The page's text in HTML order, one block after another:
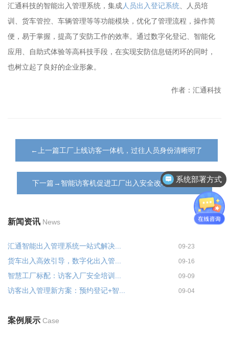
汇通科技的智能出入管理系统，集成人员出入登记系统 、人员培
训、货车管控、车辆管理等等功能模块，优化了管理流程，操作简
便，易于掌握，提高了安防工作的效率。通过数字化登记、智能化
应用、自助式体验等高科技手段，在实现安防信息链闭环的同时，
也树立起了良好的企业形象。
作者：汇通科技
←上一篇工厂上线访客一体机，过往人员身份清晰明了
下一篇→智能访客机促进工厂出入安全改革不断发展
新闻资讯 News
汇通智能出入管理系统一站式解决... 09-23
货车出入高效引导，数字化出入管... 09-16
智慧工厂标配：访客入厂安全培训... 09-09
访客出入管理新方案：预约登记+智... 09-04
案例展示 Case
系统部署方式
客户案例分享